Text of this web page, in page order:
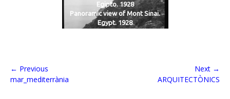
Egipto. 1928
Panoramic view of Mont Sinai.
Egypt. 1928
← Previous
mar_mediterrània
Next →
ARQUITECTÒNICS